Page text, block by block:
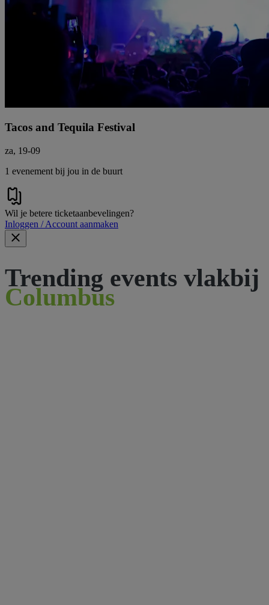
Tacos and Tequila Festival
za, 19-09
1 evenement bij jou in de buurt
Wil je betere ticketaanbevelingen?
Inloggen / Account aanmaken
Trending events vlakbij
Columbus